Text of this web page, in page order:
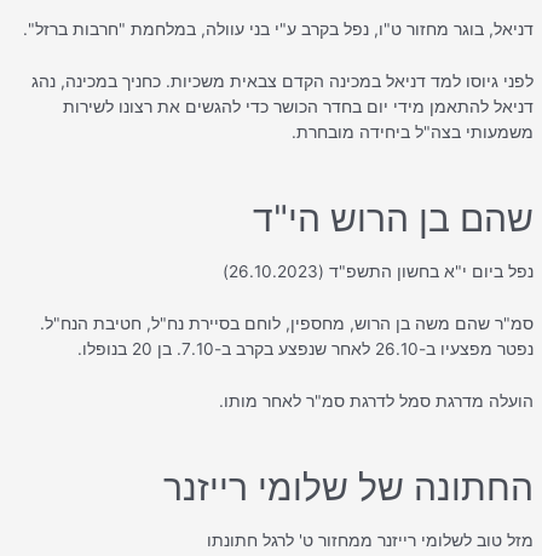
דניאל, בוגר מחזור ט"ו, נפל בקרב ע"י בני עוולה, במלחמת "חרבות ברזל".
לפני גיוסו למד דניאל במכינה הקדם צבאית משכיות. כחניך במכינה, נהג
דניאל להתאמן מידי יום בחדר הכושר כדי להגשים את רצונו לשירות
משמעותי בצה"ל ביחידה מובחרת.
שהם בן הרוש הי"ד
נפל ביום י"א בחשון התשפ"ד (26.10.2023)
סמ"ר שהם משה בן הרוש, מחספין, לוחם בסיירת נח"ל, חטיבת הנח"ל.
נפטר מפצעיו ב-26.10 לאחר שנפצע בקרב ב-7.10. בן 20 בנופלו.
הועלה מדרגת סמל לדרגת סמ"ר לאחר מותו.
החתונה של שלומי רייזנר
מזל טוב לשלומי רייזנר ממחזור ט' לרגל חתונתו